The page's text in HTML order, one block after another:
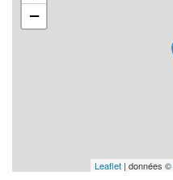
−
Leaflet | données ©